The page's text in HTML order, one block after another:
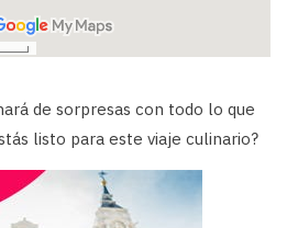
de sorpresas con todo lo que
listo para este viaje culinario?